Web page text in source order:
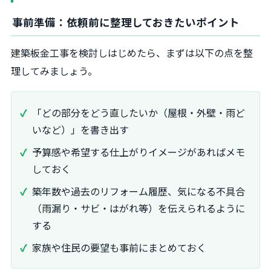
事前準備：依頼前に整理しておきたいポイント
建築板金工事を検討しはじめたら、まずは以下の点を整
理してみましょう。
「どの部分をどう直したいか（屋根・外壁・雨ど
いなど）」を書き出す
予算感や希望する仕上がりイメージがあればメモ
しておく
築年数や過去のリフォーム履歴、気になる不具合
（雨漏り・サビ・はがれ等）を伝えられるように
する
家族や住民の要望も事前にまとめておく